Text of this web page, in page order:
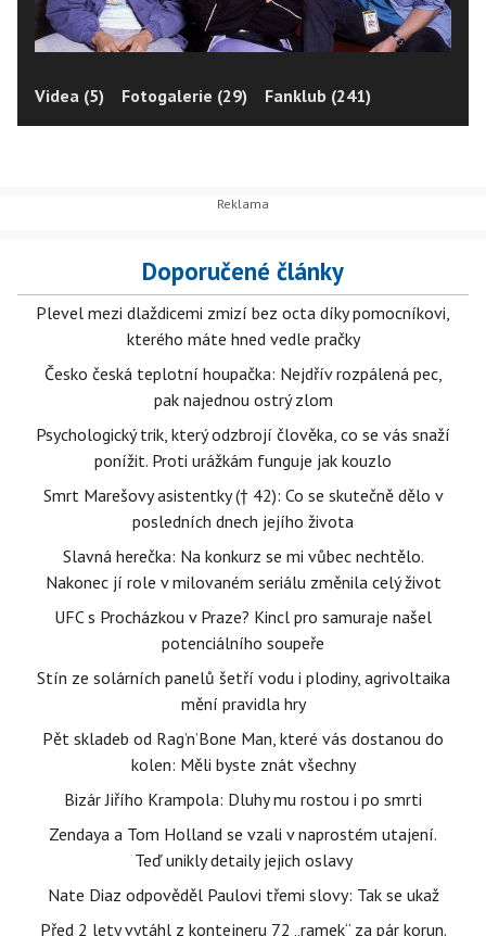
Videa (5) Fotogalerie (29) Fanklub (241)
Doporučené články
Plevel mezi dlaždicemi zmizí bez octa díky pomocníkovi,
kterého máte hned vedle pračky
Česko česká teplotní houpačka: Nejdřív rozpálená pec,
pak najednou ostrý zlom
Psychologický trik, který odzbrojí člověka, co se vás snaží
ponížit. Proti urážkám funguje jak kouzlo
Smrt Marešovy asistentky († 42): Co se skutečně dělo v
posledních dnech jejího života
Slavná herečka: Na konkurz se mi vůbec nechtělo.
Nakonec jí role v milovaném seriálu změnila celý život
UFC s Procházkou v Praze? Kincl pro samuraje našel
potenciálního soupeře
Stín ze solárních panelů šetří vodu i plodiny, agrivoltaika
mění pravidla hry
Pět skladeb od Rag’n’Bone Man, které vás dostanou do
kolen: Měli byste znát všechny
Bizár Jiřího Krampola: Dluhy mu rostou i po smrti
Zendaya a Tom Holland se vzali v naprostém utajení.
Teď unikly detaily jejich oslavy
Nate Diaz odpověděl Paulovi třemi slovy: Tak se ukaž
Před 2 lety vytáhl z kontejneru 72 „ramek“ za pár korun.